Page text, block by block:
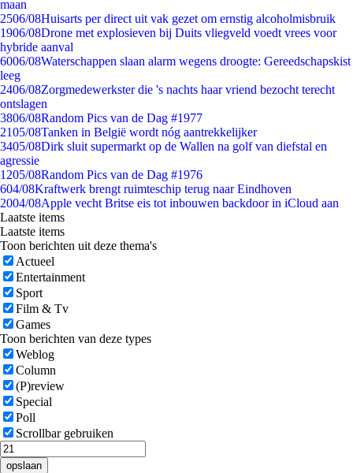
maan
2506/08Huisarts per direct uit vak gezet om ernstig alcoholmisbruik
1906/08Drone met explosieven bij Duits vliegveld voedt vrees voor
hybride aanval
6006/08Waterschappen slaan alarm wegens droogte: Gereedschapskist
leeg
2406/08Zorgmedewerkster die 's nachts haar vriend bezocht terecht
ontslagen
3806/08Random Pics van de Dag #1977
2105/08Tanken in België wordt nóg aantrekkelijker
3405/08Dirk sluit supermarkt op de Wallen na golf van diefstal en
agressie
1205/08Random Pics van de Dag #1976
604/08Kraftwerk brengt ruimteschip terug naar Eindhoven
2004/08Apple vecht Britse eis tot inbouwen backdoor in iCloud aan
Laatste items
Laatste items
Toon berichten uit deze thema's
Actueel
Entertainment
Sport
Film & Tv
Games
Toon berichten van deze types
Weblog
Column
(P)review
Special
Poll
Scrollbar gebruiken
opslaan